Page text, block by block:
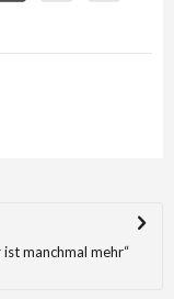
manchmal mehr“